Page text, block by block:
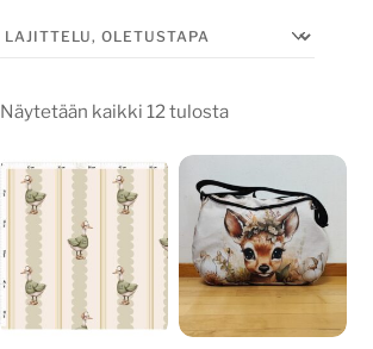
Näytetään kaikki 12 tulosta